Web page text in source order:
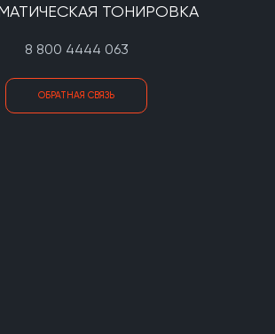
ТОНИРОВКА
8 800 4444 063
ОБРАТНАЯ СВЯЗЬ